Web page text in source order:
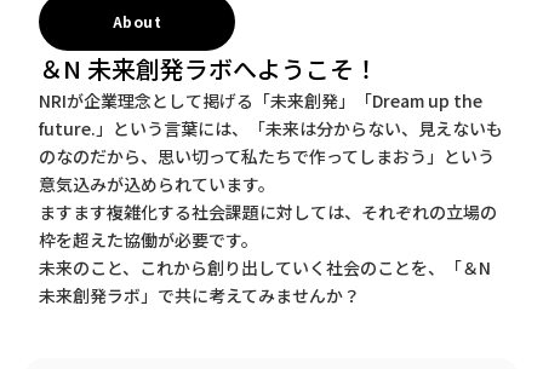
About
＆N 未来創発ラボへようこそ！
NRIが企業理念として掲げる「未来創発」「Dream up the
future.」という言葉には、「未来は分からない、見えないも
のなのだから、思い切って私たちで作ってしまおう」という
意気込みが込められています。
ますます複雑化する社会課題に対しては、それぞれの立場の
枠を超えた協働が必要です。
未来のこと、これから創り出していく社会のことを、「＆N
未来創発ラボ」で共に考えてみませんか？